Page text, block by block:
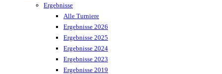
Ergebnisse
Alle Turniere
Ergebnisse 2026
Ergebnisse 2025
Ergebnisse 2024
Ergebnisse 2023
Ergebnisse 2019